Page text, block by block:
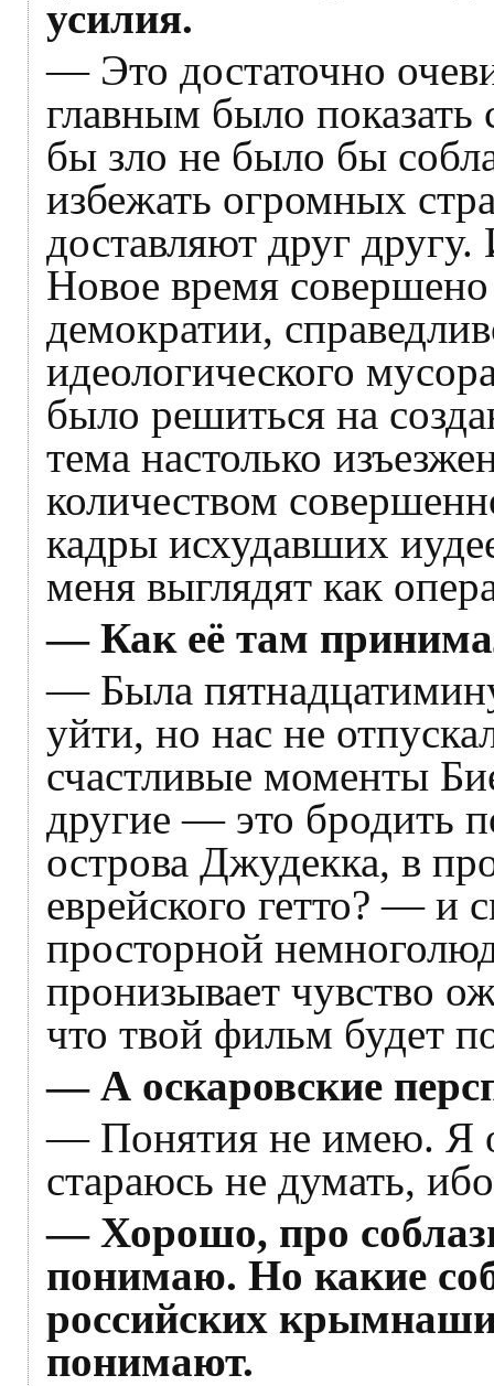
усилия.
— Это достаточно
главным было показать
бы зло не было бы
избежать огромных
доставляют друг
Новое время
демократии,
идеологического
было решиться на
тема настолько
количеством
кадры исхудавших
меня выглядят как
— Как её там
— Была
уйти, но нас не
счастливые моменты
другие — это бродить
острова Джудекка, в
еврейского гетто? — и
просторной
пронизывает чувство
что твой фильм будет
— А оскаровские
— Понятия не имею. Я
стараюсь не думать,
— Хорошо, про
понимаю. Но какие
российских
понимают.